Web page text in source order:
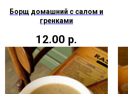
Борщ домашний с салом и
гренками
12.00 р.